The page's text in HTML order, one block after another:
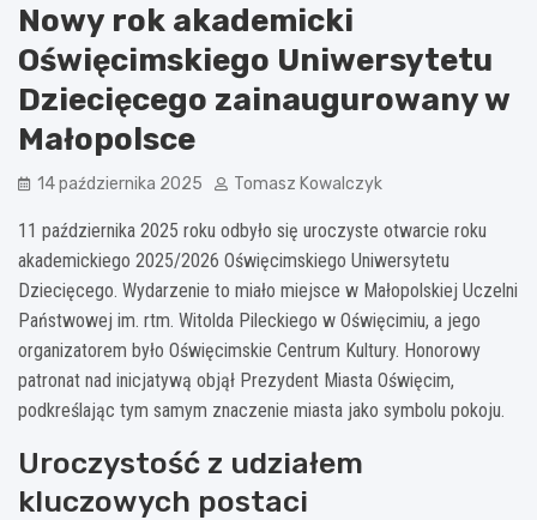
Nowy rok akademicki
Oświęcimskiego Uniwersytetu
Dziecięcego zainaugurowany w
Małopolsce
14 października 2025 Tomasz Kowalczyk
11 października 2025 roku odbyło się uroczyste otwarcie roku
akademickiego 2025/2026 Oświęcimskiego Uniwersytetu
Dziecięcego. Wydarzenie to miało miejsce w Małopolskiej Uczelni
Państwowej im. rtm. Witolda Pileckiego w Oświęcimiu, a jego
organizatorem było Oświęcimskie Centrum Kultury. Honorowy
patronat nad inicjatywą objął Prezydent Miasta Oświęcim,
podkreślając tym samym znaczenie miasta jako symbolu pokoju.
Uroczystość z udziałem
kluczowych postaci